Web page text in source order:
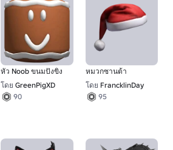
หัว Noob ขนมปังขิง
โดย GreenPigXD
90
หมวกซานต้า
โดย FrancklinDay
95